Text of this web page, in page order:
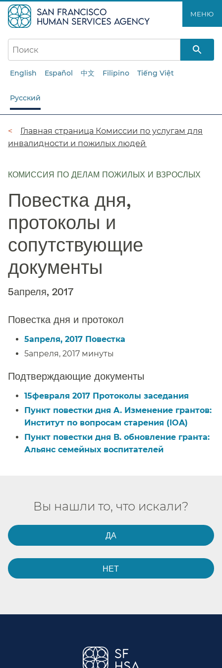
к
основному
содержанию​​
МЕНЮ​​
English Español 中文 Filipino Tiếng Việt
Русский
Цепочка
навигации​​
Главная страница Комиссии по услугам для
инвалидности и пожилых людей​​
КОМИССИЯ ПО ДЕЛАМ ПОЖИЛЫХ И ВЗРОСЛЫХ
Повестка дня,
протоколы и
сопутствующие
документы​​
5апреля, 2017​​
Повестка дня и протокол​​
5апреля, 2017 Повестка​​
5апреля, 2017 минуты​​
Подтверждающие документы​​
15февраля 2017 Протоколы заседания​​
Пункт повестки дня A. Изменение грантов:
Институт по вопросам старения (IOA)​​
Пункт повестки дня B. обновление гранта:
Альянс семейных воспитателей​​
Вы нашли то, что искали?​​
ДА​​
НЕТ​​